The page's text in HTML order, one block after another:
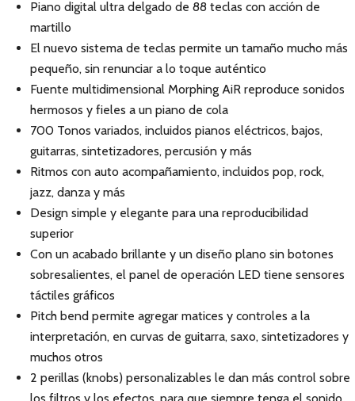
Piano digital ultra delgado de 88 teclas con acción de
martillo
El nuevo sistema de teclas permite un tamaño mucho más
pequeño, sin renunciar a lo toque auténtico
Fuente multidimensional Morphing AiR reproduce sonidos
hermosos y fieles a un piano de cola
700 Tonos variados, incluidos pianos eléctricos, bajos,
guitarras, sintetizadores, percusión y más
Ritmos con auto acompañamiento, incluidos pop, rock,
jazz, danza y más
Design simple y elegante para una reproducibilidad
superior
Con un acabado brillante y un diseño plano sin botones
sobresalientes, el panel de operación LED tiene sensores
táctiles gráficos
Pitch bend permite agregar matices y controles a la
interpretación, en curvas de guitarra, saxo, sintetizadores y
muchos otros
2 perillas (knobs) personalizables le dan más control sobre